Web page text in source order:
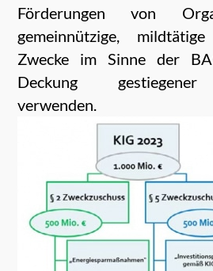
Förderungen von
gemeinnützige,
Zwecke im Sinne der
Deckung gestiegener
verwenden.